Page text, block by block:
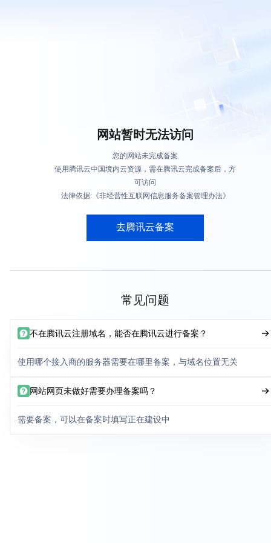
网站暂时无法访问
您的网站未完成备案
使用腾讯云中国境内云资源，需在腾讯云完成备案后，方
可访问
法律依据:《非经营性互联网信息服务备案管理办法》
去腾讯云备案
常见问题
不在腾讯云注册域名，能否在腾讯云进行备案？
使用哪个接入商的服务器需要在哪里备案，与域名位置无关
网站网页未做好需要办理备案吗？
需要备案，可以在备案时填写正在建设中